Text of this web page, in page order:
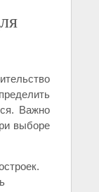
Важно
выборе